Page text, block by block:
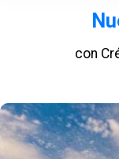
con